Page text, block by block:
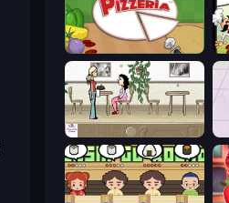
Papa's Pizzeria
The Waitress